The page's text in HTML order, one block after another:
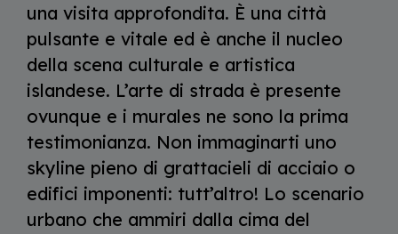
una visita approfondita. È una città
pulsante e vitale ed è anche il nucleo
della scena culturale e artistica
islandese. L’arte di strada è presente
ovunque e i murales ne sono la prima
testimonianza. Non immaginarti uno
skyline pieno di grattacieli di acciaio o
edifici imponenti: tutt’altro! Lo scenario
urbano che ammiri dalla cima del